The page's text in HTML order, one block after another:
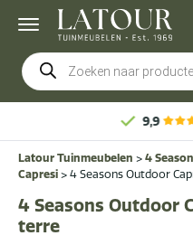
Producten
zoeken
Latour Tuinmeubelen > 4
Capresi > 4 Seasons Outdoor
4 Seasons Outdoor
terre